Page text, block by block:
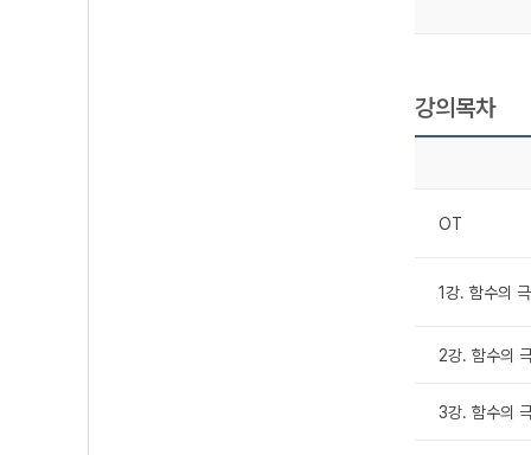
강의목차
OT
1강. 함수의
2강. 함수의
3강. 함수의